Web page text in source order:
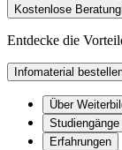
Kostenlose Beratung
Entdecke die
Infomaterial
Über
Studiengänge
Erfahrungen